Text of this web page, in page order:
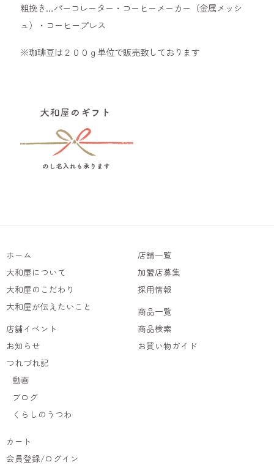
粗挽き…パーコレーター・コーヒーメーカー（金属メッシ
ュ）・コーヒープレス
※珈琲豆は２００ｇ単位で販売致しております
ホーム
大和屋について
大和屋のこだわり
大和屋が伝えたいこと
店舗イベント
お知らせ
つれづれ記
動画
ブログ
くらしのうつわ
店舗一覧
加盟店募集
採用情報
商品一覧
商品検索
お買い物ガイド
カート
会員登録/ログイン